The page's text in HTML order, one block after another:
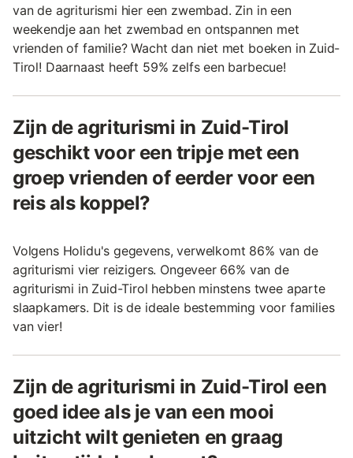
van de agriturismi hier een zwembad. Zin in een
weekendje aan het zwembad en ontspannen met
vrienden of familie? Wacht dan niet met boeken in Zuid-
Tirol! Daarnaast heeft 59% zelfs een barbecue!
Zijn de agriturismi in Zuid-Tirol
geschikt voor een tripje met een
groep vrienden of eerder voor een
reis als koppel?
Volgens Holidu's gegevens, verwelkomt 86% van de
agriturismi vier reizigers. Ongeveer 66% van de
agriturismi in Zuid-Tirol hebben minstens twee aparte
slaapkamers. Dit is de ideale bestemming voor families
van vier!
Zijn de agriturismi in Zuid-Tirol een
goed idee als je van een mooi
uitzicht wilt genieten en graag